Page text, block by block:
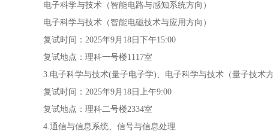
电子科学与技术（智能电路与感知系统方向）
电子科学与技术（智能电磁技术与应用方向）
复试时间：2025年9月18日下午15:00
复试地点：理科一号楼1117室
3.电子科学与技术(量子电子学)、电子科学与技术（量子技术方
复试时间：2025年9月18日上午9:00
复试地点：理科二号楼2334室
4.通信与信息系统、信号与信息处理